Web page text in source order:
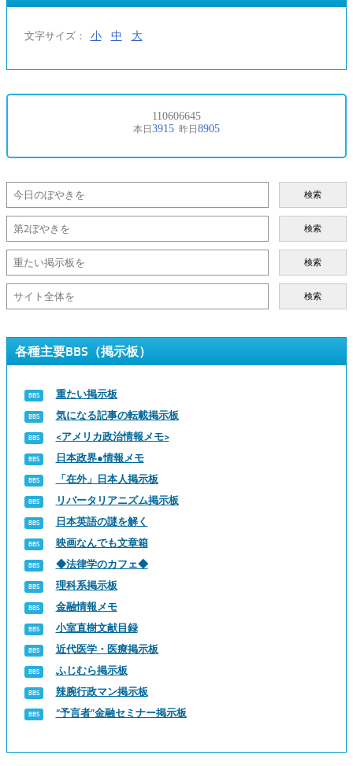
文字サイズ： 小 中 大
検索
検索
検索
検索
各種主要BBS（掲示板）
重たい掲示板
気になる記事の転載掲示板
<アメリカ政治情報メモ>
日本政界●情報メモ
「在外」日本人掲示板
リバータリアニズム掲示板
日本英語の謎を解く
映画なんでも文章箱
◆法律学のカフェ◆
理科系掲示板
金融情報メモ
小室直樹文献目録
近代医学・医療掲示板
ふじむら掲示板
辣腕行政マン掲示板
“予言者”金融セミナー掲示板